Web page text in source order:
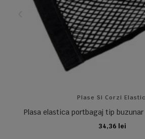
Plase Si Corzi
Plasa elastica portbagaj tip
34,36 lei
ADAUGA IN COS